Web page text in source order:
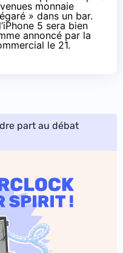
monnaie
» dans un bar.
5 sera bien
annoncé par la
le 21.
part au débat